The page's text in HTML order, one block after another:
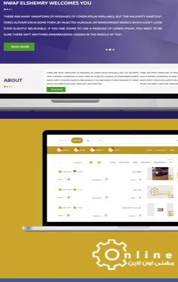
تصميم spring life
تصميم حراج مهنى
التفاصيل